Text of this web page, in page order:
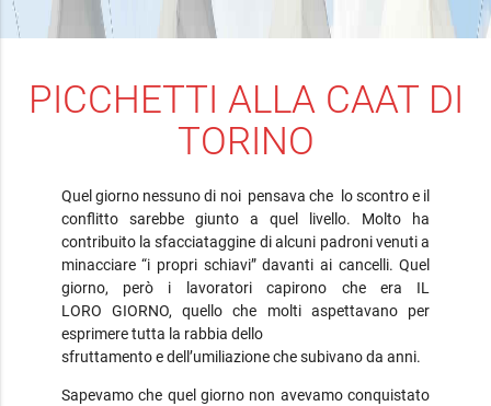
PICCHETTI ALLA CAAT DI
TORINO
Quel giorno nessuno di noi pensava che lo scontro e il
conflitto sarebbe giunto a quel livello. Molto ha
contribuito la sfacciataggine di alcuni padroni venuti a
minacciare “i propri schiavi” davanti ai cancelli. Quel
giorno, però i lavoratori capirono che era IL
LORO GIORNO, quello che molti aspettavano per
esprimere tutta la rabbia dello
sfruttamento e dell’umiliazione che subivano da anni.
Sapevamo che quel giorno non avevamo conquistato